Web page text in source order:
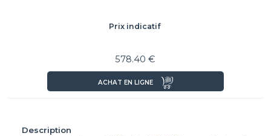
Description
Prix indicatif
578.40 €
ACHAT EN LIGNE